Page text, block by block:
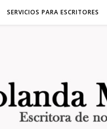
SERVICIOS PARA ESCRITORES